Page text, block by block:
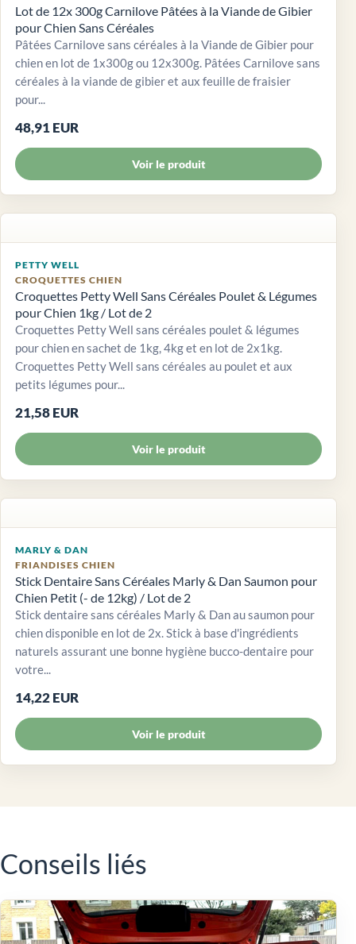
Lot de 12x 300g Carnilove Pâtées à la Viande de Gibier
pour Chien Sans Céréales
Pâtées Carnilove sans céréales à la Viande de Gibier pour
chien en lot de 1x300g ou 12x300g. Pâtées Carnilove sans
céréales à la viande de gibier et aux feuille de fraisier
pour...
48,91 EUR
Voir le produit
PETTY WELL
CROQUETTES CHIEN
Croquettes Petty Well Sans Céréales Poulet & Légumes
pour Chien 1kg / Lot de 2
Croquettes Petty Well sans céréales poulet & légumes
pour chien en sachet de 1kg, 4kg et en lot de 2x1kg.
Croquettes Petty Well sans céréales au poulet et aux
petits légumes pour...
21,58 EUR
Voir le produit
MARLY & DAN
FRIANDISES CHIEN
Stick Dentaire Sans Céréales Marly & Dan Saumon pour
Chien Petit (- de 12kg) / Lot de 2
Stick dentaire sans céréales Marly & Dan au saumon pour
chien disponible en lot de 2x. Stick à base d'ingrédients
naturels assurant une bonne hygiène bucco-dentaire pour
votre...
14,22 EUR
Voir le produit
Conseils liés